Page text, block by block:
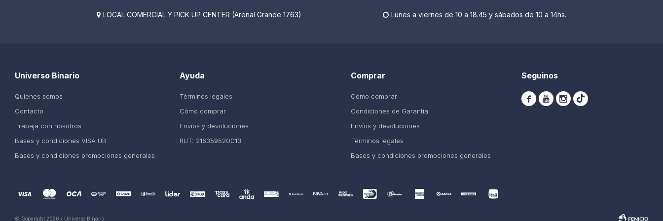
 LOCAL COMERCIAL Y PICK UP CENTER (Arenal Grande 1763)  Lunes a viernes de 10 a 18.45 y sábados de 10 a 14hs.
Ayuda
Términos legales
Cómo comprar
Envíos y devoluciones
RUT: 216359520013
Universo Binario
Quienes somos
Contacto
Trabaja con nosotros
Bases y condiciones VISA UB
Bases y condiciones promociones generales
Comprar
Cómo comprar
Condiciones de Garantía
Envíos y devoluciones
Términos legales
Bases y condiciones promociones generales
Seguinos
  
© Copyright 2026 / Universo Binario